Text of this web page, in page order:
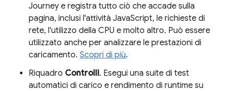
Journey e registra tutto ciò che accade sulla
pagina, inclusi l'attività JavaScript, le richieste di
rete, l'utilizzo della CPU e molto altro. Può essere
utilizzato anche per analizzare le prestazioni di
caricamento. Scopri di più.
Riquadro Controlli. Esegui una suite di test
automatici di carico e rendimento di runtime su